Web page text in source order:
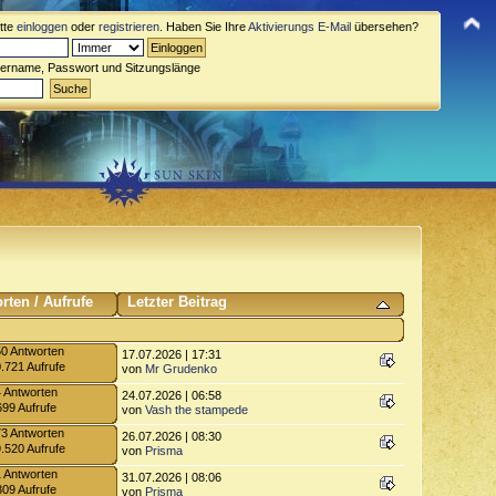
einloggen oder registrieren . Haben Sie IhreAktivierungs E-Mail übersehen?
Passwort und Sitzungslänge
/ Aufrufe Letzter Beitrag
Antworten
Aufrufe
17.07.2026 | 17:31
von Mr Grudenko
Antworten
Aufrufe
24.07.2026 | 06:58
vonVash the stampede
Antworten
Aufrufe
26.07.2026 | 08:30
von Prisma
Antworten
Aufrufe
31.07.2026 | 08:06
von Prisma